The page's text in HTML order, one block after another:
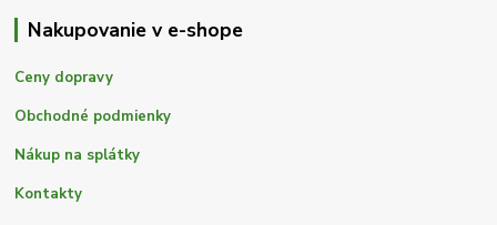
Nakupovanie v e-shope
Ceny dopravy
Obchodné podmienky
Nákup na splátky
Kontakty